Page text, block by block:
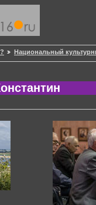
Национальный